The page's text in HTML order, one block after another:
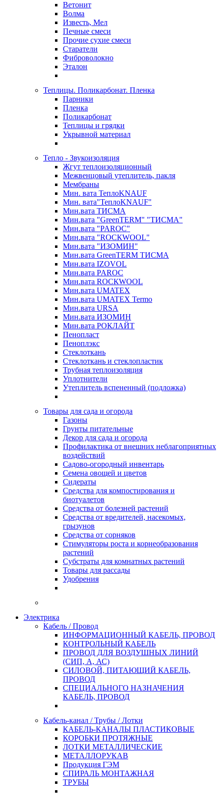
Ветонит
Волма
Известь, Мел
Печные смеси
Прочие сухие смеси
Старатели
Фиброволокно
Эталон
Теплицы. Поликарбонат. Пленка
Парники
Пленка
Поликарбонат
Теплицы и грядки
Укрывной материал
Тепло - Звукоизоляция
Жгут теплоизоляционный
Межвенцовый утеплитель, пакля
Мембраны
Мин. вата ТеплоKNAUF
Мин. вата"ТеплоKNAUF"
Мин.вата ТИСМА
Мин.вата "GreenTERM" "ТИСМА"
Мин.вата "PAROC"
Мин.вата "ROCКWOOL"
Мин.вата "ИЗОМИН"
Мин.вата GreenTERM ТИСМА
Мин.вата IZOVOL
Мин.вата PAROC
Мин.вата ROCКWOOL
Мин.вата UMATEX
Мин.вата UMATEX Termo
Мин.вата URSA
Мин.вата ИЗОМИН
Мин.вата РОКЛАЙТ
Пенопласт
Пеноплэкс
Стеклоткань
Стеклоткань и стеклопластик
Трубная теплоизоляция
Уплотнители
Утеплитель вспененный (подложка)
Товары для сада и огорода
Газоны
Грунты питательные
Декор для сада и огорода
Профилактика от внешних неблагоприятных
воздействий
Садово-огородный инвентарь
Семена овощей и цветов
Сидераты
Средства для компостирования и
биотуалетов
Средства от болезней растений
Средства от вредителей, насекомых,
грызунов
Средства от сорняков
Стимуляторы роста и корнеобразования
растений
Субстраты для комнатных растений
Товары для рассады
Удобрения
Электрика
Кабель / Провод
ИНФОРМАЦИОННЫЙ КАБЕЛЬ, ПРОВОД
КОНТРОЛЬНЫЙ КАБЕЛЬ
ПРОВОД ДЛЯ ВОЗДУШНЫХ ЛИНИЙ
(СИП, А, АС)
СИЛОВОЙ, ПИТАЮЩИЙ КАБЕЛЬ,
ПРОВОД
СПЕЦИАЛЬНОГО НАЗНАЧЕНИЯ
КАБЕЛЬ, ПРОВОД
Кабель-канал / Трубы / Лотки
КАБЕЛЬ-КАНАЛЫ ПЛАСТИКОВЫЕ
КОРОБКИ ПРОТЯЖНЫЕ
ЛОТКИ МЕТАЛЛИЧЕСКИЕ
МЕТАЛЛОРУКАВ
Продукция ГЭМ
СПИРАЛЬ МОНТАЖНАЯ
ТРУБЫ